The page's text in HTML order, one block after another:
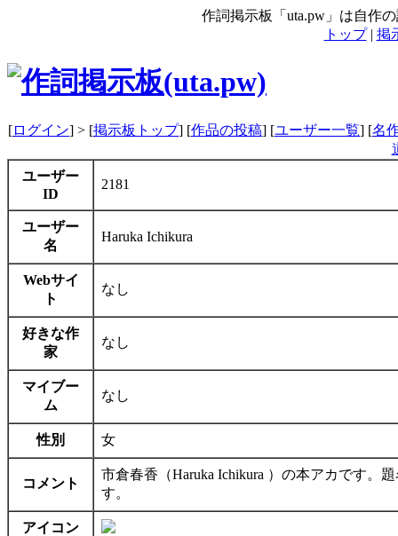
作詞掲示板「uta.pw」は自作
トップ| 掲
[ログイン] > [掲示板トップ] [作品の投稿] [ユーザー一覧] [名
ユーザー
ID
2181
ユーザー
名
Haruka Ichikura
Webサイ
ト
なし
好きな作
家
なし
マイブー
ム
なし
性別 女
コメント
市倉春香（Haruka Ichikura ）の本アカです。
す。
アイコン